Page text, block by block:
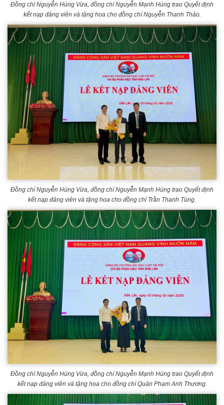
Đồng chí Nguyễn Hùng Vừa, đồng chí Nguyễn Mạnh Hùng trao Quyết định
kết nạp đảng viên và tặng hoa cho đồng chí Nguyễn Thanh Thảo.
Đồng chí Nguyễn Hùng Vừa, đồng chí Nguyễn Mạnh Hùng trao Quyết định
kết nạp đảng viên và tặng hoa cho đồng chí Trần Thanh Tùng.
Đồng chí Nguyễn Hùng Vừa, đồng chí Nguyễn Mạnh Hùng trao Quyết định
kết nạp đảng viên và tặng hoa cho đồng chí Quản Phạm Anh Thương.